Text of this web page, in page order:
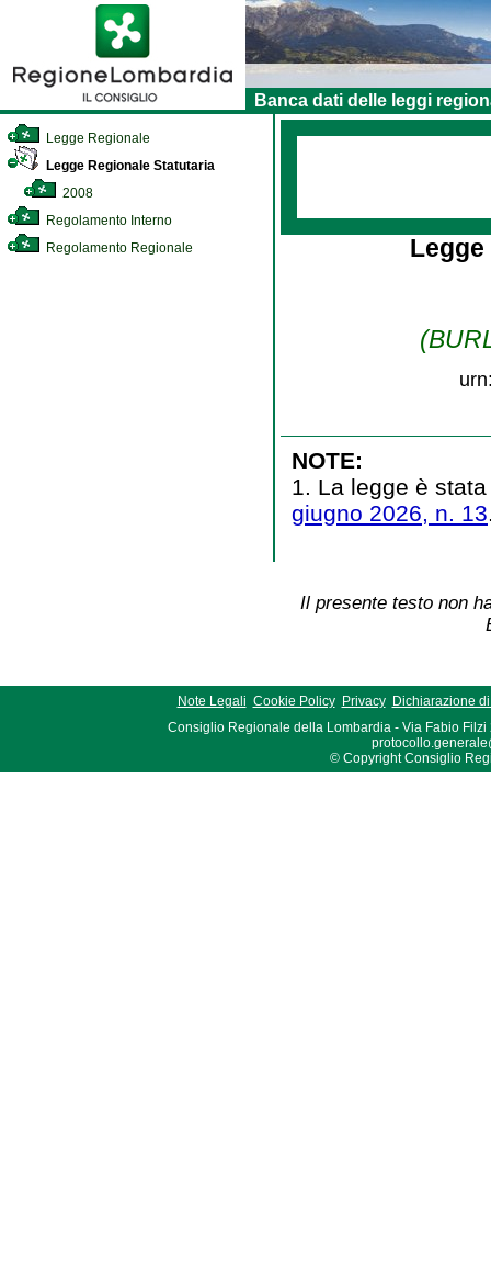
Banca dati delle leggi
Legge Regionale
Legge Regionale Statutaria
2008
Regolamento Interno
Regolamento Regionale
NOTE:
1. La legge è
giugno 2026, n. 13
Il presente testo non
Note Legali Cookie Policy Privacy Dichiarazione
Consiglio Regionale della Lombardia - Via Fabio Filzi
© Copyright Consiglio